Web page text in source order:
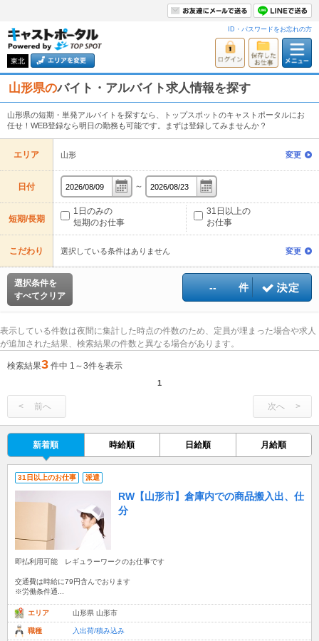
東北
ID・パスワードをお忘れの方
山形県のバイト・アルバイト求人情報を探す
山形県の短期・単発アルバイトを探すなら、トップスポットのキャストポータルにお
任せ！WEB登録なら明日の勤務も可能です。まずは登録してみませんか？
エリア 山形 変更
日付 ～
短期/長期
1日のみの
短期のお仕事
31日以上の
お仕事
こだわり 選択している条件はありません 変更
選択条件を
すべてクリア
-- 件
表示している件数は夜間に集計した時点の件数のため、定員が埋まった場合や求人
が追加された結果、検索結果の件数と異なる場合があります。
検索結果3 件中 1～3件を表示
1
前へ 次へ
新着順 時給順 日給順 月給順
31日以上のお仕事 派遣
RW【山形市】倉庫内での商品搬入出、仕
分
即払利用可能 レギュラーワークのお仕事です
交通費は時給に79円含んでおります
※労働条件通...
エリア 山形県 山形市
職種 入出荷/積み込み